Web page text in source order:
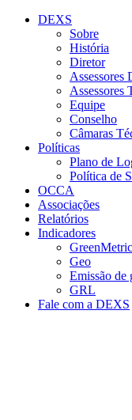
Conteúdo principal
DEXS
Sobre
História
Diretor
Assessores
Assessores
Equipe
Conselho
Câmaras
Políticas
Plano de
Política de
OCCA
Associações
Relatórios
Indicadores
GreenMetric
Geo
Emissão de
GRL
Fale com a DEXS